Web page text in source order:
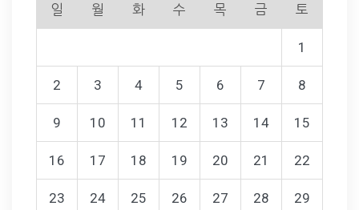
일 월 화 수 목 금 토
1
2 3 4 5 6 7 8
9 10 11 12 13 14 15
16 17 18 19 20 21 22
23 24 25 26 27 28 29